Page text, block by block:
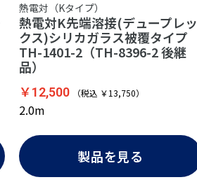
熱電対（Kタイプ）
熱電対K先端溶接(デュープレッ
クス)シリカガラス被覆タイプ
TH-1401-2（TH-8396-2 後継
品）
￥12,500 （税込 ￥13,750）
2.0m
製品を見る